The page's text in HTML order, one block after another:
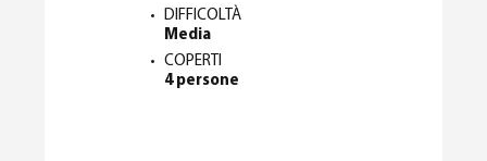
DIFFICOLTÀ
Media
COPERTI
4 persone